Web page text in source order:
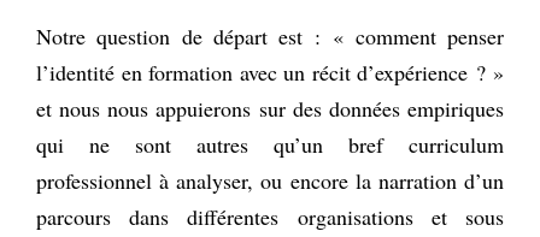
Notre question de départ est : « comment penser
l’identité en formation avec un récit d’expérience ? »
et nous nous appuierons sur des données empiriques
qui ne sont autres qu’un bref curriculum
professionnel à analyser, ou encore la narration d’un
parcours dans différentes organisations et sous